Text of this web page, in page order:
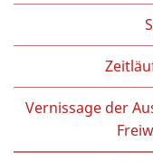
Vernissage der